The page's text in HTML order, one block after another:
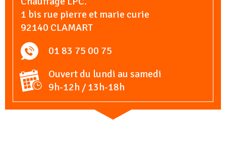
1 bis rue pierre et marie curie
92140 CLAMART
01 83 75 00 75
Ouvert du lundi au samedi
9h-12h / 13h-18h